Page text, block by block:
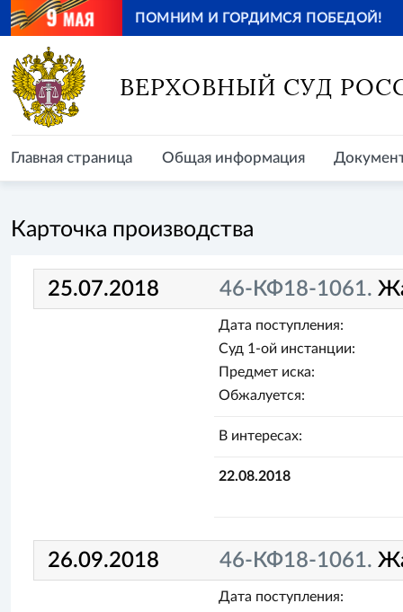
ПОМНИМ И ГОРДИМСЯ ПОБЕДОЙ!
Главная страница
ВЕРХОВНЫЙ СУД
Главная страница Общая информация
Карточка производства
25.07.2018 46-КФ18-1061.
Дата поступления:
Суд 1-ой инстанции:
Предмет иска:
Обжалуется:
В интересах:
22.08.2018
26.09.2018 46-КФ18-1061.
Дата поступления: